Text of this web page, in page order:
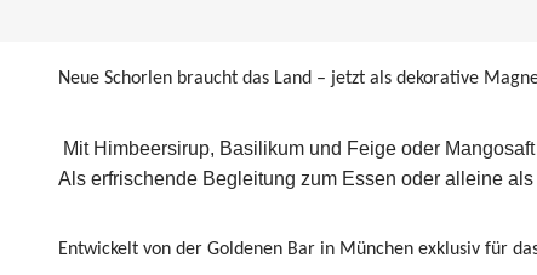
Neue Schorlen braucht das Land – jetzt als dekorative
Mit Himbeersirup, Basilikum und Feige oder
Als erfrischende Begleitung zum Essen oder alleine
Entwickelt von der Goldenen Bar in München exklusiv für